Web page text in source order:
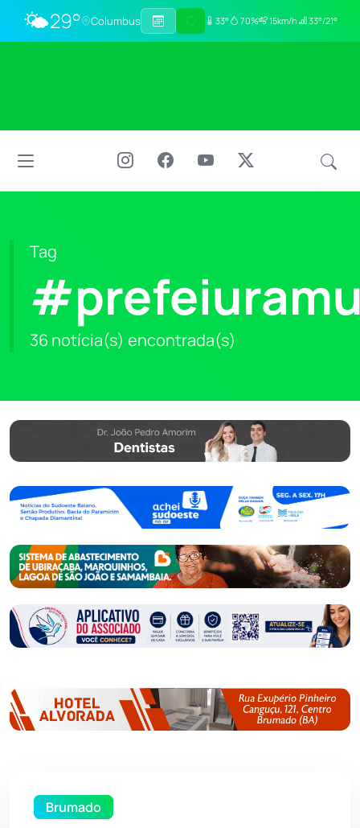
🌤️29° Columbus 33° 70% 15km/h 33°/21°
Tag
36 notícia(s) encontrada(s)
Brumado